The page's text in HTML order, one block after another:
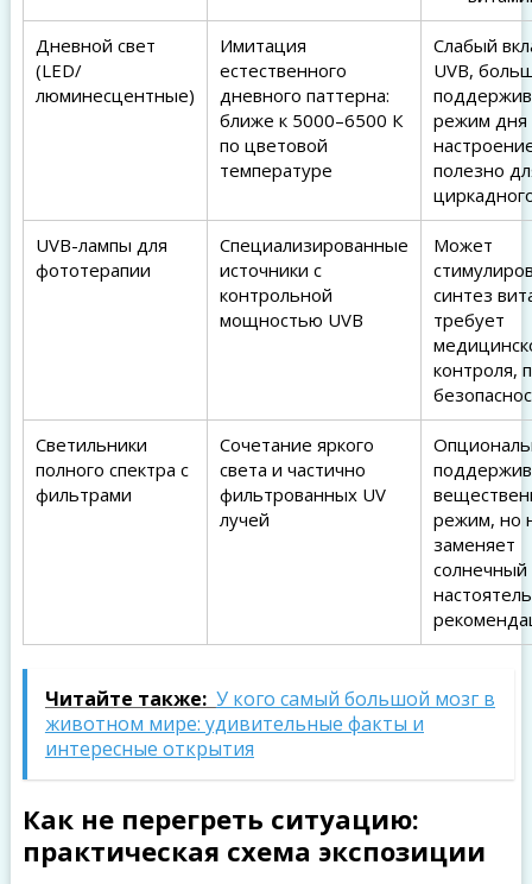
Дневной свет
(LED/
люминесцентные)
Имитация
естественного
дневного паттерна:
ближе к 5000–6500 К
по цветовой
температуре
Слабый
UVB,
режим дня
полезно
UVB-лампы для
фототерапии
Специализированные
источники с
контрольной
мощностью UVB
Может
синтез
требует
контроля,
Светильники
полного спектра с
фильтрами
Сочетание яркого
света и частично
фильтрованных UV
лучей
режим, но
заменяет
солнечный
Читайте также: У кого самый большой мозг в
животном мире: удивительные факты и
интересные открытия
Как не перегреть ситуацию:
практическая схема экспозиции